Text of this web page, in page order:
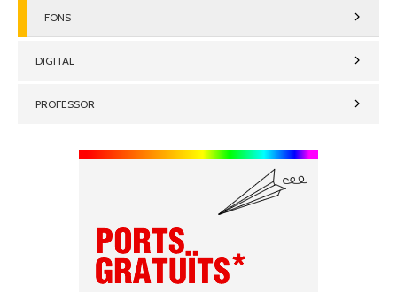
FONS
DIGITAL
PROFESSOR